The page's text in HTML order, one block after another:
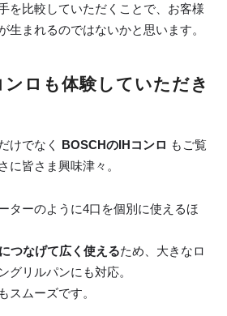
を比較していただくことで、お客様
生まれるのではないかと思います。
ンロも体験していただき
けでなく BOSCHのIHコンロ もご覧
に皆さま興味津々。
ターのように4口を個別に使えるほ
つなげて広く使えるため、大きなロ
グリルパンにも対応。
スムーズです。